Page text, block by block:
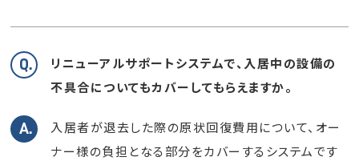
リニューアルサポートシステムで、入居中の設備の
不具合についてもカバーしてもらえますか。
入居者が退去した際の原状回復費用について、オー
ナー様の負担となる部分をカバーするシステムです